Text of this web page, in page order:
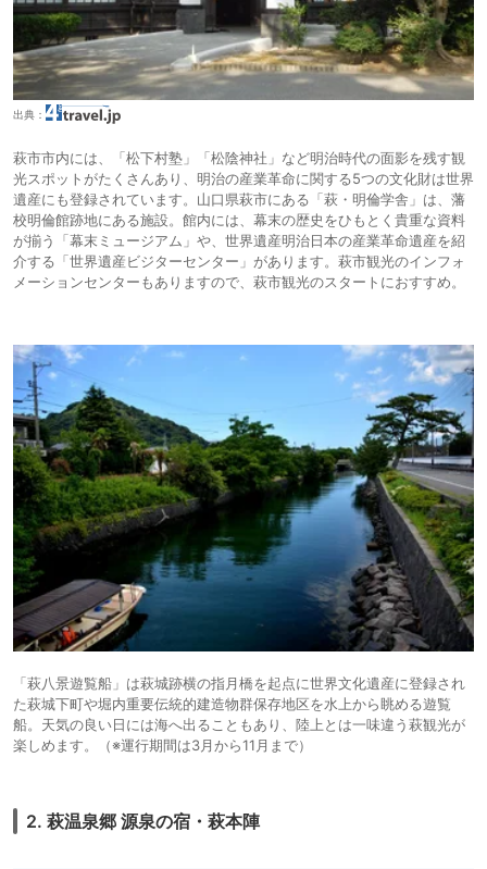
出典：
萩市市内には、「松下村塾」「松陰神社」など明治時代の面影を残す観
光スポットがたくさんあり、明治の産業革命に関する5つの文化財は世界
遺産にも登録されています。山口県萩市にある「萩・明倫学舎」は、藩
校明倫館跡地にある施設。館内には、幕末の歴史をひもとく貴重な資料
が揃う「幕末ミュージアム」や、世界遺産明治日本の産業革命遺産を紹
介する「世界遺産ビジターセンター」があります。萩市観光のインフォ
メーションセンターもありますので、萩市観光のスタートにおすすめ。
「萩八景遊覧船」は萩城跡横の指月橋を起点に世界文化遺産に登録され
た萩城下町や堀内重要伝統的建造物群保存地区を水上から眺める遊覧
船。天気の良い日には海へ出ることもあり、陸上とは一味違う萩観光が
楽しめます。（※運行期間は3月から11月まで）
2. 萩温泉郷 源泉の宿・萩本陣